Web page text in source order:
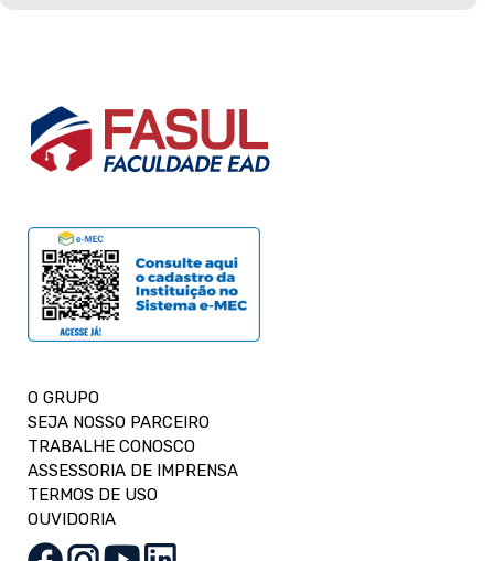
O GRUPO
SEJA NOSSO PARCEIRO
TRABALHE CONOSCO
ASSESSORIA DE IMPRENSA
TERMOS DE USO
OUVIDORIA